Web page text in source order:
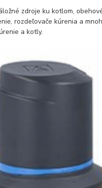
zdroje ku kotlom,
rozdeľovače kúrenia a
a kotly.